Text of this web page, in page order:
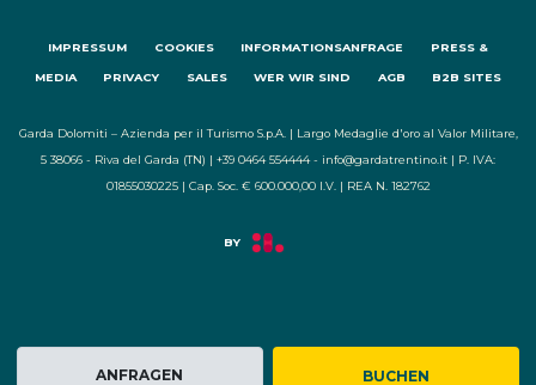
ANFRAGEN BUCHEN
IMPRESSUM COOKIES INFORMATIONSANFRAGE PRESS &
MEDIA PRIVACY SALES WER WIR SIND AGB B2B SITES
Garda Dolomiti – Azienda per il Turismo S.p.A. | Largo Medaglie d'oro al Valor Militare,
5 38066 - Riva del Garda (TN) | +39 0464 554444 - info@gardatrentino.it | P. IVA:
01855030225 | Cap. Soc. € 600.000,00 I.V. | REA N. 182762